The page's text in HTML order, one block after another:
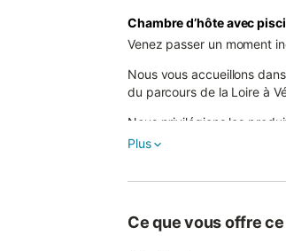
Chambre d’hôte avec
Venez passer un moment
Nous vous accueillons
du parcours de la Loire à
Nous privilégions les
déjeuner, les produits
et août. Vous pourrez
Plus
Ce que vous offre